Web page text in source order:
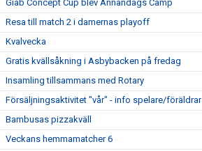
Giab Concept Cup blev Annandags Camp
Resa till match 2 i damernas playoff
Kvalvecka
Gratis kvällsåkning i Asbybacken på fredag
Insamling tillsammans med Rotary
Försäljningsaktivitet "vår" - info spelare/föräldrar
Bambusas pizzakväll
Veckans hemmamatcher 6